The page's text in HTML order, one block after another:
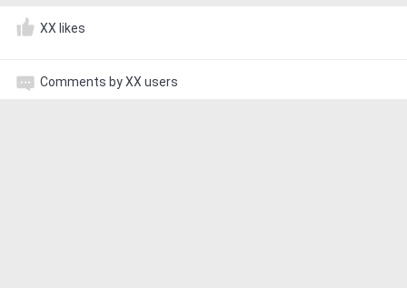
XX likes
Comments by XX users